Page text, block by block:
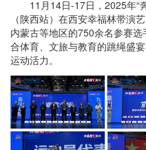
11月14日-17日，2025年“
（陕西站）在西安幸福林带演
内蒙古等地区的750余名参赛
合体育、文旅与教育的跳绳盛
运动活力。